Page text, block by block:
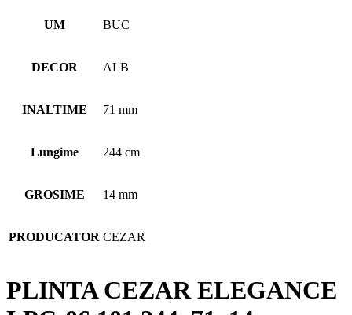
UM BUC
DECOR ALB
INALTIME 71 mm
Lungime 244 cm
GROSIME 14 mm
PRODUCATOR CEZAR
PLINTA CEZAR ELEGANCE